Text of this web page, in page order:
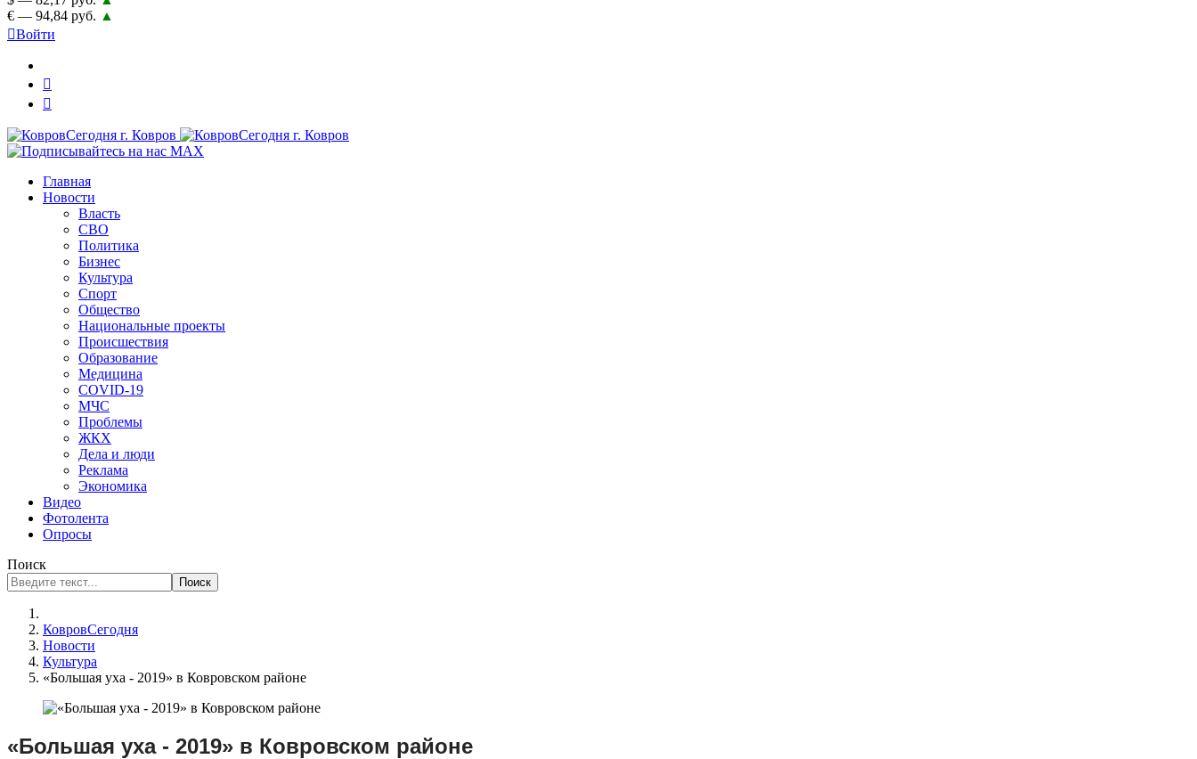
€ — 94,84 руб. ▲
Войти
Главная
Новости
Власть
СВО
Политика
Бизнес
Культура
Спорт
Общество
Национальные проекты
Происшествия
Образование
Медицина
COVID-19
МЧС
Проблемы
ЖКХ
Дела и люди
Реклама
Экономика
Видео
Фотолента
Опросы
Поиск
Поиск
КовровСегодня
Новости
Культура
«Большая уха - 2019» в Ковровском районе
«Большая уха - 2019» в Ковровском районе